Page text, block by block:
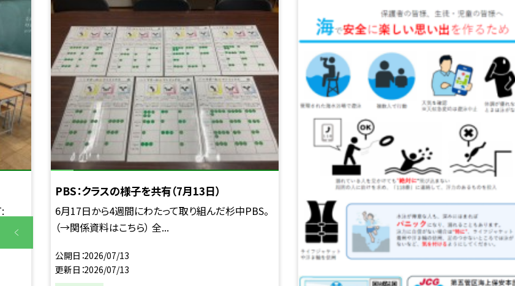
PBS：クラスの様子を共有（7月13日）
6月17日から4週間にわたって取り組んだ杉中PBS。
（→関係資料はこちら） 全...
公開日 2026/07/13
更新日 2026/07/13